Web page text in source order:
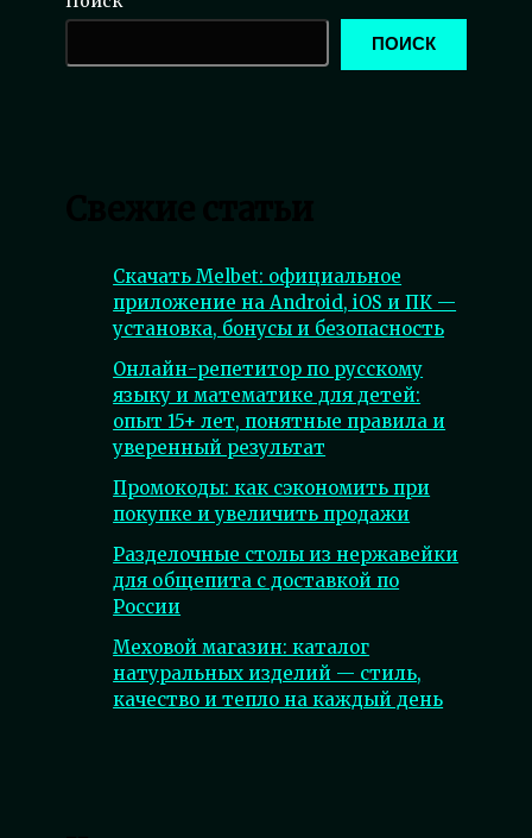
ПОИСК
Скачать Melbet: официальное
приложение на Android, iOS и ПК —
установка, бонусы и безопасность
Онлайн-репетитор по русскому
языку и математике для детей:
опыт 15+ лет, понятные правила и
уверенный результат
Промокоды: как сэкономить при
покупке и увеличить продажи
Разделочные столы из нержавейки
для общепита с доставкой по
России
Меховой магазин: каталог
натуральных изделий — стиль,
качество и тепло на каждый день